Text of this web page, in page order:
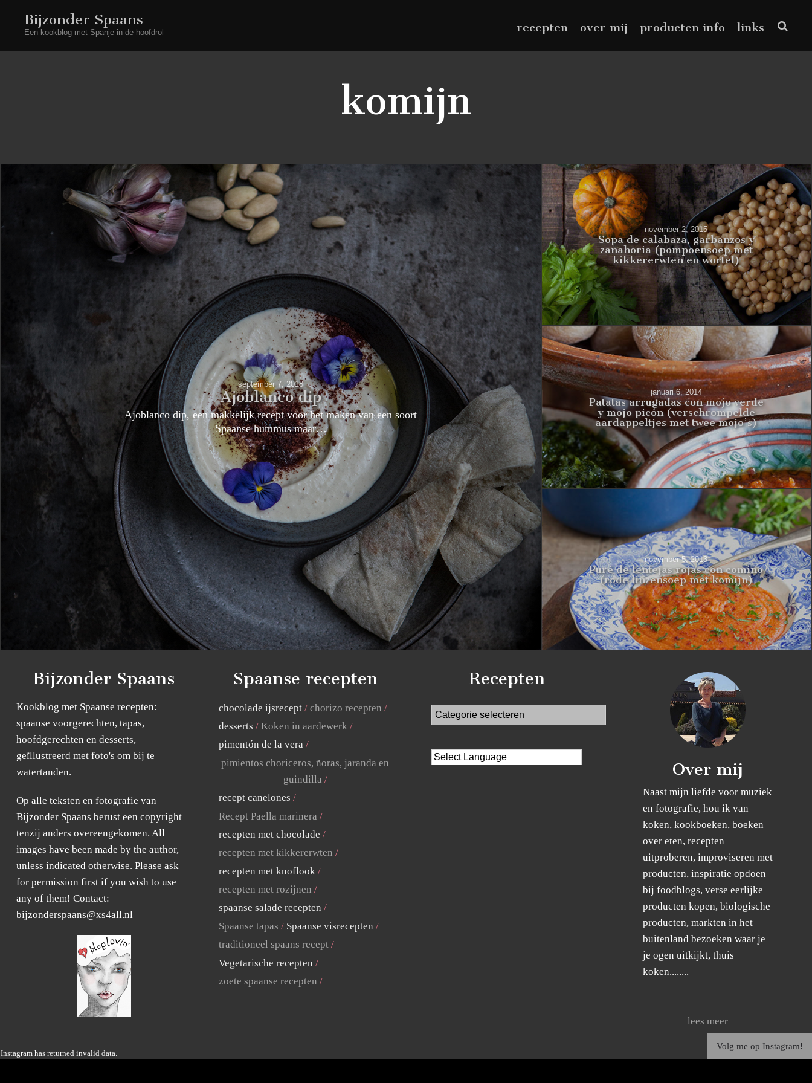
Bijzonder Spaans
Een kookblog met Spanje in de hoofdrol recepten over mij producten info links
komijn
september 7, 2018
Ajoblanco dip
Ajoblanco dip, een makkelijk recept voor het maken van een soort
Spaanse hummus maar…
november 2, 2015
Sopa de calabaza, garbanzos y
zanahoria (pompoensoep met
kikkererwten en wortel)
januari 6, 2014
Patatas arrugadas con mojo verde
y mojo picón (verschrompelde
aardappeltjes met twee mojo’s)
november 5, 2013
Puré de lentejas rojas con comino
(rode linzensoep met komijn)
Bijzonder Spaans
Kookblog met Spaanse recepten:
spaanse voorgerechten, tapas,
hoofdgerechten en desserts,
geïllustreerd met foto's om bij te
watertanden.
Op alle teksten en fotografie van
Bijzonder Spaans berust een copyright
tenzij anders overeengekomen. All
images have been made by the author,
unless indicated otherwise. Please ask
for permission first if you wish to use
any of them! Contact:
bijzonderspaans@xs4all.nl
Spaanse recepten
chocolade ijsrecept
chorizo recepten
desserts
Koken in aardewerk
pimentón de la vera
pimientos choriceros, ñoras, jaranda en
guindilla
recept canelones
Recept Paella marinera
recepten met chocolade
recepten met kikkererwten
recepten met knoflook
recepten met rozijnen
spaanse salade recepten
Spaanse tapas
Spaanse visrecepten
traditioneel spaans recept
Vegetarische recepten
zoete spaanse recepten
Recepten
Over mij
Naast mijn liefde voor muziek
en fotografie, hou ik van
koken, kookboeken, boeken
over eten, recepten
uitproberen, improviseren met
producten, inspiratie opdoen
bij foodblogs, verse eerlijke
producten kopen, biologische
producten, markten in het
buitenland bezoeken waar je
je ogen uitkijkt, thuis
koken........
lees meer
Instagram has returned invalid data.
Volg me op Instagram!